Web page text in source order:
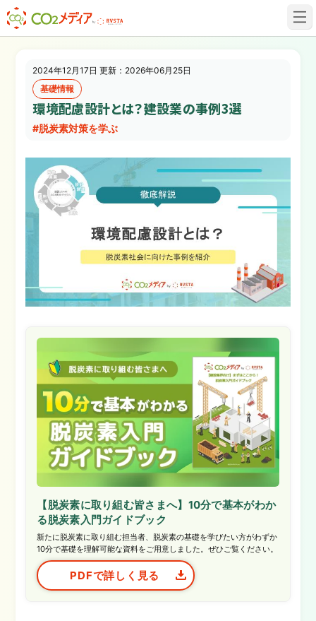
建設業✕脱炭素専門CO2メディア
2024年12月17日 更新：2026年06月25日
基礎情報
環境配慮設計とは？建設業の事例3選
#脱炭素対策を学ぶ
【脱炭素に取り組む皆さまへ】10分で基本がわか
る脱炭素入門ガイドブック
新たに脱炭素に取り組む担当者、脱炭素の基礎を学びたい方がわずか
10分で基礎を理解可能な資料をご用意しました。ぜひご覧ください。
PDFで詳しく見る